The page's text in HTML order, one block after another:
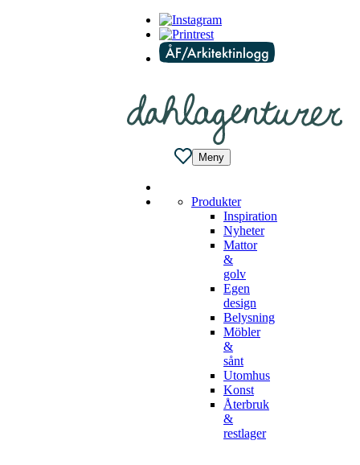
Meny
Produkter
Inspiration
Nyheter
Mattor
&
golv
Egen
design
Belysning
Möbler
&
sånt
Utomhus
Konst
Återbruk
&
restlager